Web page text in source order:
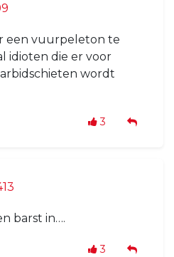
een vuurpeleton te
idioten die er voor
wordt
3
barst in….
3